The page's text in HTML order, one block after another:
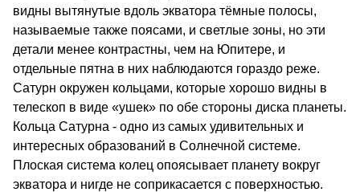
видны вытянутые вдоль экватора тёмные полосы,
называемые также поясами, и светлые зоны, но эти
детали менее контрастны, чем на Юпитере, и
отдельные пятна в них наблюдаются гораздо реже.
Сатурн окружен кольцами, которые хорошо видны в
телескоп в виде «ушек» по обе стороны диска планеты.
Кольца Сатурна - одно из самых удивительных и
интересных образований в Солнечной системе.
Плоская система колец опоясывает планету вокруг
экватора и нигде не соприкасается с поверхностью.